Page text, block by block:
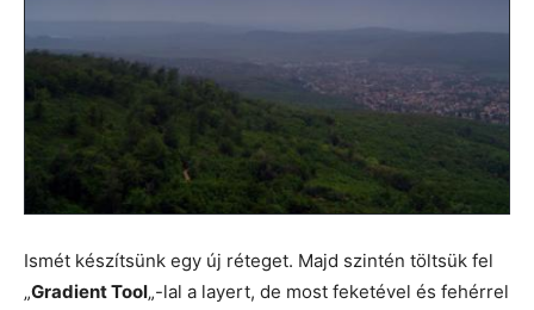
Ismét készítsünk egy új réteget. Majd szintén töltsük fel
„Gradient Tool„-lal a layert, de most feketével és fehérrel